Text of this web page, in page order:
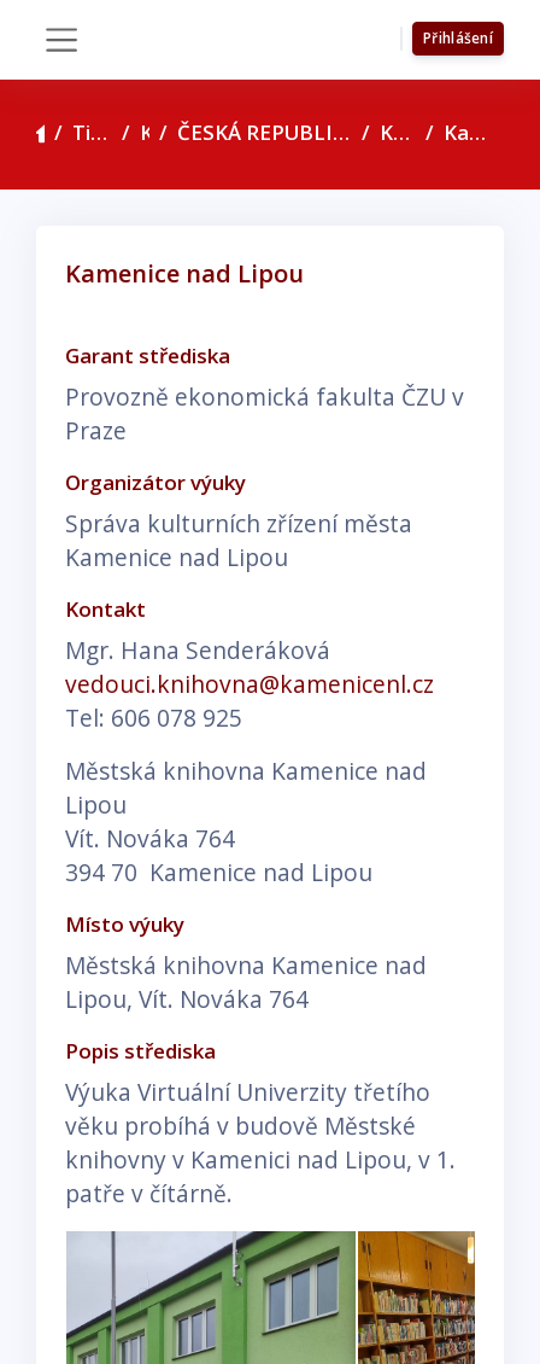
Přihlášení
Titulní stránka Kurzy ČESKÁ REPUBLIKA - seznam konzultačních středisek Kraj Vysočina Kamenice nad Lipou
Kamenice nad Lipou
Garant střediska
Provozně ekonomická fakulta ČZU v
Praze
Organizátor výuky
Správa kulturních zřízení města
Kamenice nad Lipou
Kontakt
Mgr. Hana Senderáková
vedouci.knihovna@kamenicenl.cz
Tel: 606 078 925
Městská knihovna Kamenice nad
Lipou
Vít. Nováka 764
394 70 Kamenice nad Lipou
Místo výuky
Městská knihovna Kamenice nad
Lipou, Vít. Nováka 764
Popis střediska
Výuka Virtuální Univerzity třetího
věku probíhá v budově Městské
knihovny v Kamenici nad Lipou, v 1.
patře v čítárně.